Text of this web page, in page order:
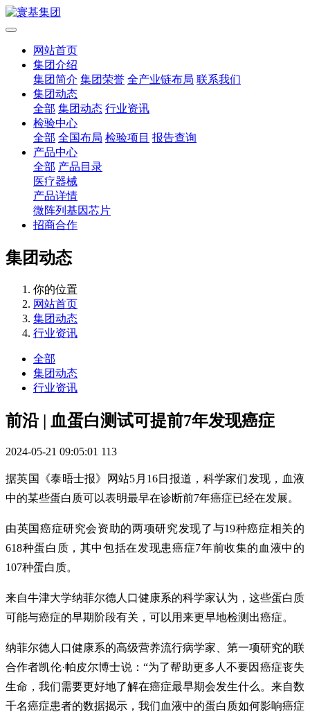
网站首页
集团介绍
集团简介 集团荣誉 全产业链布局 联系我们
集团动态
全部 集团动态 行业资讯
检验中心
全部 全国布局 检验项目 报告查询
产品中心
全部 产品目录
医疗器械
产品详情
微阵列基因芯片
招商合作
集团动态
你的位置
网站首页
集团动态
行业资讯
全部
集团动态
行业资讯
前沿 | 血蛋白测试可提前7年发现癌症
2024-05-21 09:05:01 113
据英国《泰晤士报》网站5月16日报道，科学家们发现，血液
中的某些蛋白质可以表明最早在诊断前7年癌症已经在发展。
由英国癌症研究会资助的两项研究发现了与19种癌症相关的
618种蛋白质，其中包括在发现患癌症7年前收集的血液中的
107种蛋白质。
来自牛津大学纳菲尔德人口健康系的科学家认为，这些蛋白质
可能与癌症的早期阶段有关，可以用来更早地检测出癌症。
纳菲尔德人口健康系的高级营养流行病学家、第一项研究的联
合作者凯伦·帕皮尔博士说：“为了帮助更多人不要因癌症丧失
生命，我们需要更好地了解在癌症最早期会发生什么。来自数
千名癌症患者的数据揭示，我们血液中的蛋白质如何影响癌症